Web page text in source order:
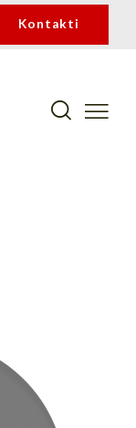
Kontakti